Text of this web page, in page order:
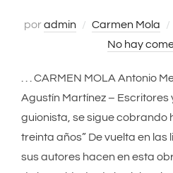
poradmin Carmen Mola
No hay
. . . CARMEN MOLA Antonio
Agustín Martínez – Escritores
guionista, se sigue cobrando
treinta años” De vuelta en las
sus autores hacen en esta